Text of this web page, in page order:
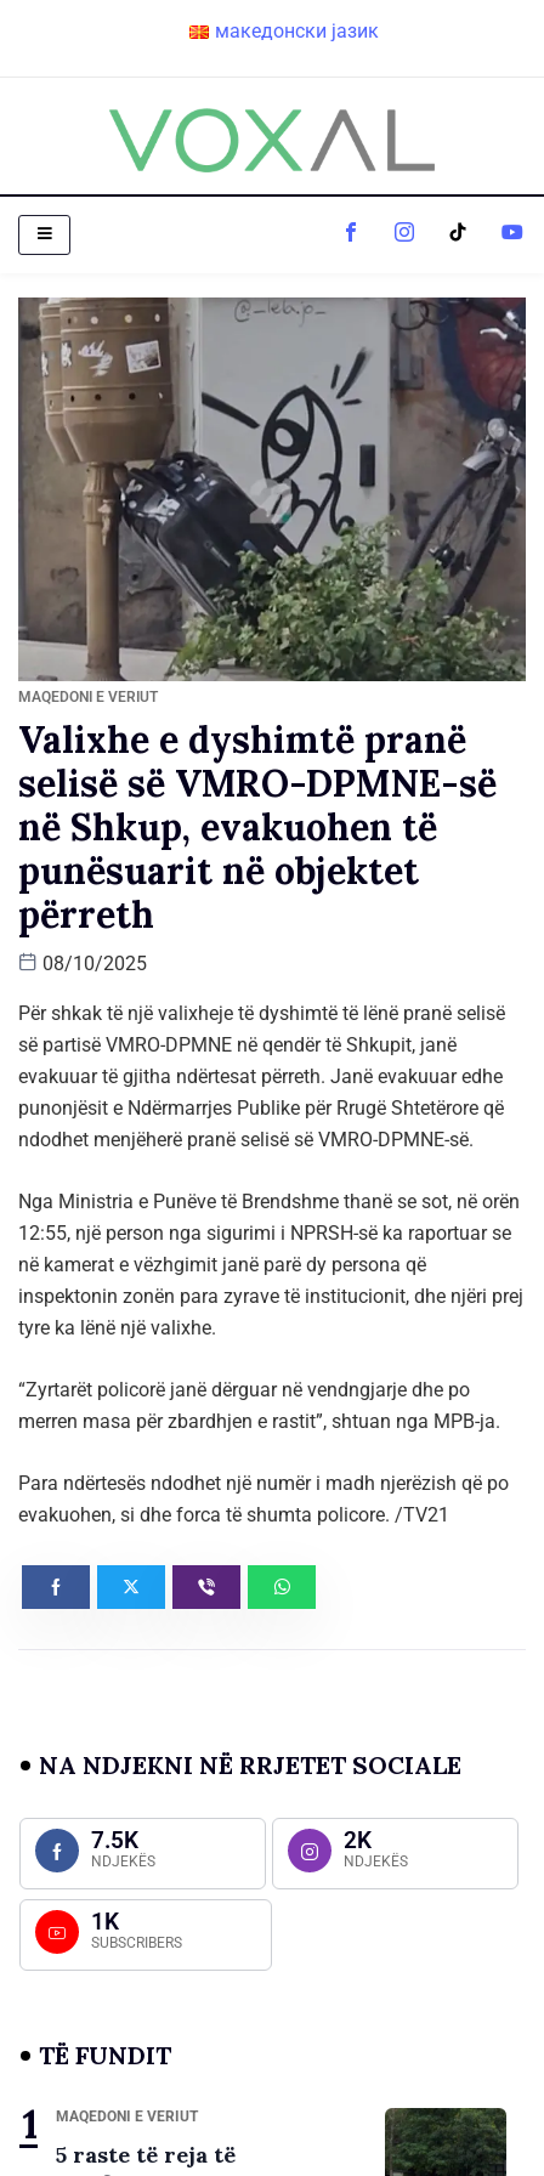
македонски јазик
MAQEDONI E VERIUT
Valixhe e dyshimtë pranë
selisë së VMRO-DPMNE-së
në Shkup, evakuohen të
punësuarit në objektet
përreth
08/10/2025
Për shkak të një valixheje të dyshimtë të lënë pranë selisë
së partisë VMRO-DPMNE në qendër të Shkupit, janë
evakuuar të gjitha ndërtesat përreth. Janë evakuuar edhe
punonjësit e Ndërmarrjes Publike për Rrugë Shtetërore që
ndodhet menjëherë pranë selisë së VMRO-DPMNE-së.
Nga Ministria e Punëve të Brendshme thanë se sot, në orën
12:55, një person nga sigurimi i NPRSH-së ka raportuar se
në kamerat e vëzhgimit janë parë dy persona që
inspektonin zonën para zyrave të institucionit, dhe njëri prej
tyre ka lënë një valixhe.
“Zyrtarët policorë janë dërguar në vendngjarje dhe po
merren masa për zbardhjen e rastit”, shtuan nga MPB-ja.
Para ndërtesës ndodhet një numër i madh njerëzish që po
evakuohen, si dhe forca të shumta policore. /TV21
NA NDJEKNI NË RRJETET SOCIALE
7.5K
NDJEKËS
2K
NDJEKËS
1K
SUBSCRIBERS
TË FUNDIT
MAQEDONI E VERIUT
5 raste të reja të